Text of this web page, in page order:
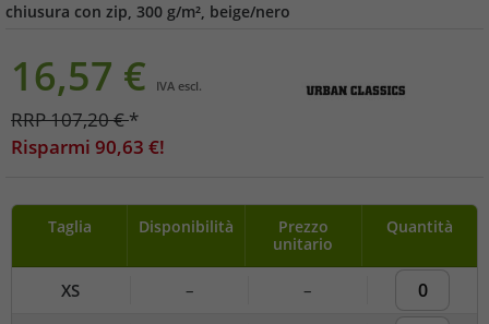
chiusura con zip, 300 g/m², beige/nero
16,57 € IVA escl.
RRP107,20€*
Risparmi 90,63 €!
Taglia Disponibilità
Prezzo
unitario
Quantità
XS – –